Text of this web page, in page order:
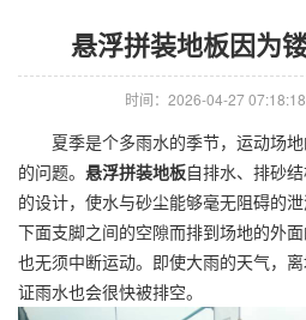
悬浮拼装地板因为
时间：2026-04-27 07:18:18
夏季是个多雨水的季节，运动场地
的问题。 悬浮拼装地板自排水、排砂
的设计，使水与砂尘能够毫无阻碍的
下面支脚之间的空隙而排到场地的外面
也无须中断运动。即使大雨的天气，
证雨水也会很快被排空。